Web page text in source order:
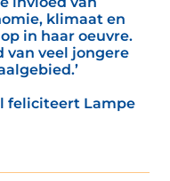
klimaat en
in haar oeuvre.
van veel jongere
feliciteert Lampe